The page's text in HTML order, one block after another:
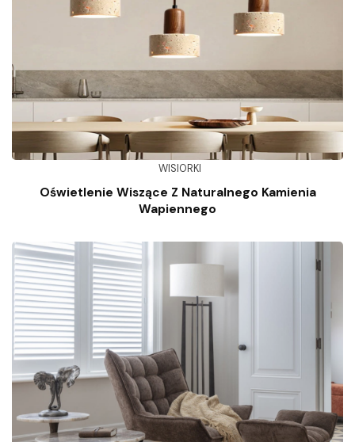
WISIORKI
Oświetlenie Wiszące Z Naturalnego Kamienia
Wapiennego